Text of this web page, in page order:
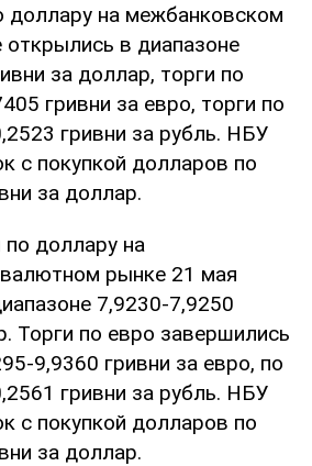
доллару на межбанковском
в диапазоне
за доллар, торги по
гривни за евро, торги по
гривни за рубль. НБУ
с покупкой долларов по
за доллар.
доллару на
рынке 21 мая
7,9230-7,9250
Торги по евро завершились
9,9360 гривни за евро, по
гривни за рубль. НБУ
с покупкой долларов по
за доллар.